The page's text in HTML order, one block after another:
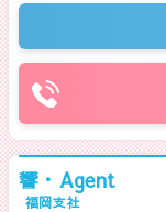
響・Agent
福岡支社